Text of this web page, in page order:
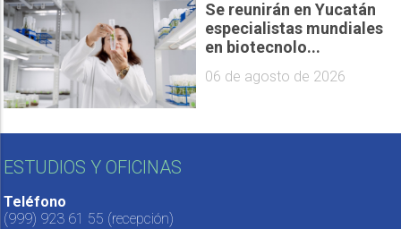
Se reunirán en Yucatán
especialistas mundiales
en biotecnolo...
06 de agosto de 2026
ESTUDIOS Y OFICINAS
Teléfono
(999) 923 61 55 (recepción)